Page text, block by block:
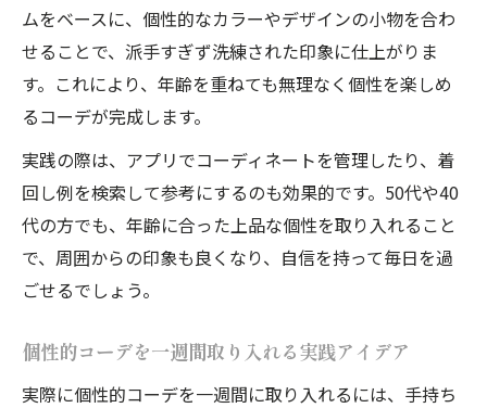
ムをベースに、個性的なカラーやデザインの小物を合わ
せることで、派手すぎず洗練された印象に仕上がりま
す。これにより、年齢を重ねても無理なく個性を楽しめ
るコーデが完成します。
実践の際は、アプリでコーディネートを管理したり、着
回し例を検索して参考にするのも効果的です。50代や40
代の方でも、年齢に合った上品な個性を取り入れること
で、周囲からの印象も良くなり、自信を持って毎日を過
ごせるでしょう。
個性的コーデを一週間取り入れる実践アイデア
実際に個性的コーデを一週間に取り入れるには、手持ち